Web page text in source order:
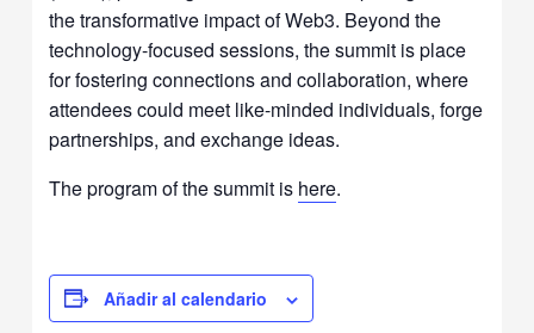
the transformative impact of Web3. Beyond the
technology-focused sessions, the summit is place
for fostering connections and collaboration, where
attendees could meet like-minded individuals, forge
partnerships, and exchange ideas.
The program of the summit is here.
Añadir al calendario